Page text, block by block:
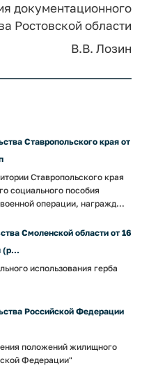
документационного
Ростовской области
В.В. Лозин
Ставропольского края от
Ставропольского края
социального пособия
операции, награжд...
Смоленской области от 16
(р...
использования герба
Российской Федерации
положений жилищного
Федерации"